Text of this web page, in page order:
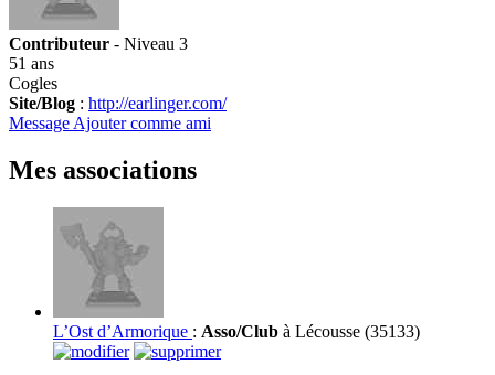
Contributeur - Niveau 3
51 ans
Cogles
Site/Blog : http://earlinger.com/
Message Ajouter comme ami
Mes associations
L’Ost d’Armorique : Asso/Club à Lécousse (35133)